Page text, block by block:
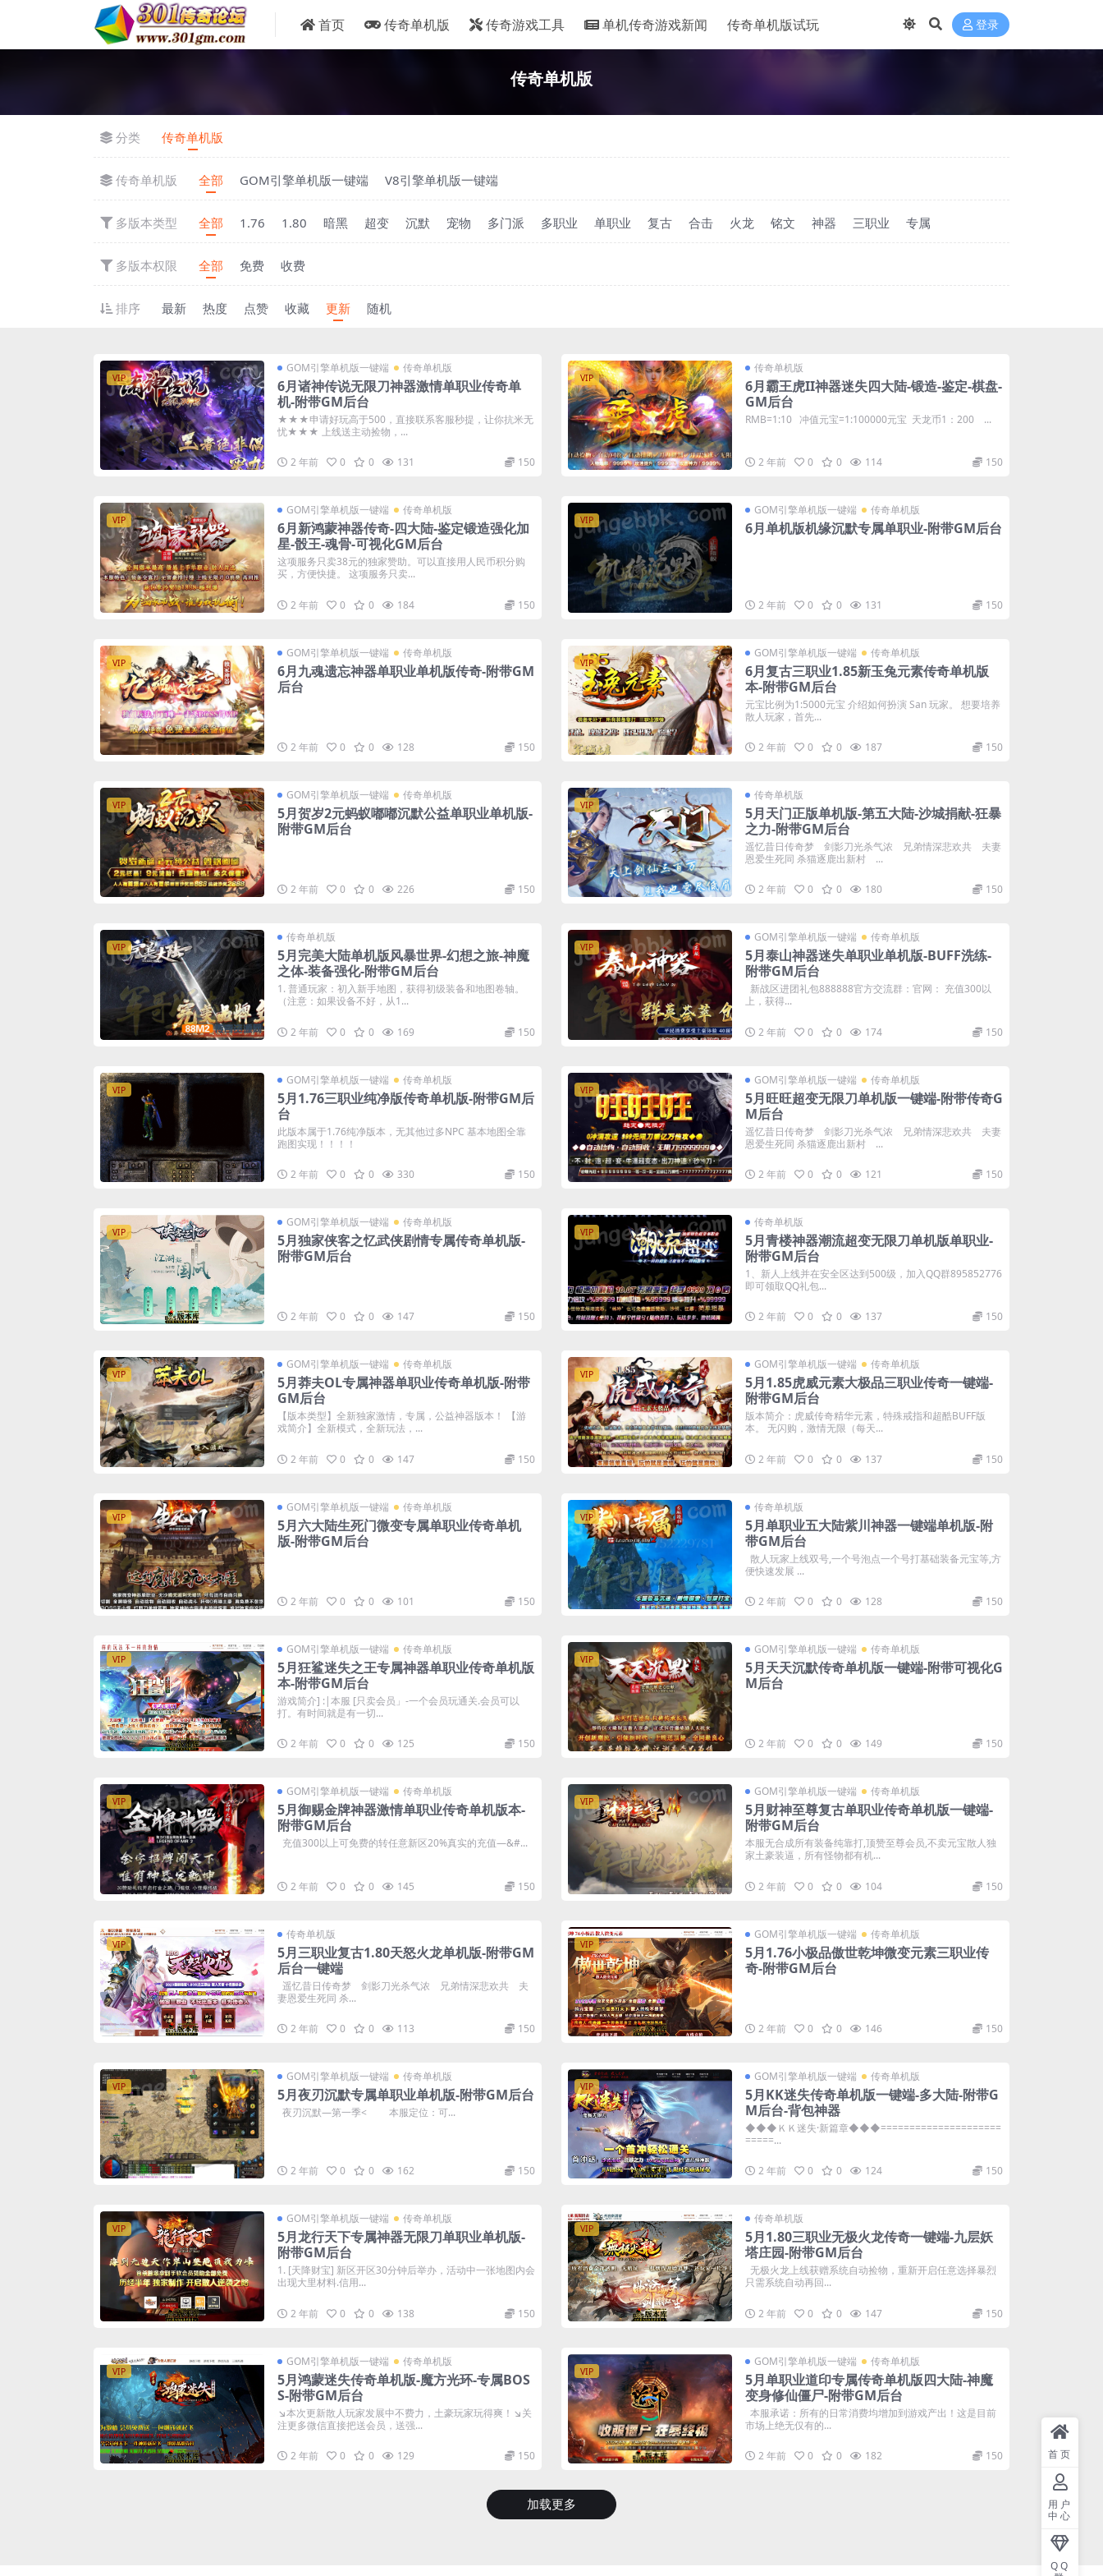
首页 传奇单机版 传奇游戏工具 单机传奇游戏新闻 传奇单机版试玩 登录
传奇单机版
分类 传奇单机版
传奇单机版 全部 GOM引擎单机版一键端 V8引擎单机版一键端
多版本类型 全部 1.76 1.80 暗黑 超变 沉默 宠物 多门派 多职业 单职业 复古 合击 火龙 铭文 神器 三职业 专属
多版本权限 全部 免费 收费
排序 最新 热度 点赞 收藏 更新 随机
VIP
GOM引擎单机版一键端 传奇单机版
6月诸神传说无限刀神器激情单职业传奇单
机-附带GM后台
★★★申请好玩高于500，直接联系客服秒提，让你抗米无
忧★★★ 上线送主动捡物，...
2 年前 0 0 131 150
VIP
传奇单机版
6月霸王虎II神器迷失四大陆-锻造-鉴定-棋盘-
GM后台
RMB=1:10 冲值元宝=1:100000元宝 天龙币1：200 ...
2 年前 0 0 114 150
VIP
GOM引擎单机版一键端 传奇单机版
6月新鸿蒙神器传奇-四大陆-鉴定锻造强化加
星-骰王-魂骨-可视化GM后台
这项服务只卖38元的独家赞助。可以直接用人民币积分购
买，方便快捷。 这项服务只卖...
2 年前 0 0 184 150
VIP
GOM引擎单机版一键端 传奇单机版
6月单机版机缘沉默专属单职业-附带GM后台
2 年前 0 0 131 150
VIP
GOM引擎单机版一键端 传奇单机版
6月九魂遗忘神器单职业单机版传奇-附带GM
后台
2 年前 0 0 128 150
VIP
GOM引擎单机版一键端 传奇单机版
6月复古三职业1.85新玉兔元素传奇单机版
本-附带GM后台
元宝比例为1:5000元宝 介绍如何扮演 San 玩家。 想要培养
散人玩家，首先...
2 年前 0 0 187 150
VIP
GOM引擎单机版一键端 传奇单机版
5月贺岁2元蚂蚁嘟嘟沉默公益单职业单机版-
附带GM后台
2 年前 0 0 226 150
VIP
传奇单机版
5月天门正版单机版-第五大陆-沙城捐献-狂暴
之力-附带GM后台
遥忆昔日传奇梦 剑影刀光杀气浓 兄弟情深悲欢共 夫妻
恩爱生死同 杀猫逐鹿出新村 ...
2 年前 0 0 180 150
VIP
传奇单机版
5月完美大陆单机版风暴世界-幻想之旅-神魔
之体-装备强化-附带GM后台
1. 普通玩家：初入新手地图，获得初级装备和地图卷轴。
（注意：如果设备不好，从1...
2 年前 0 0 169 150
VIP
GOM引擎单机版一键端 传奇单机版
5月泰山神器迷失单职业单机版-BUFF洗练-
附带GM后台
新战区进团礼包888888官方交流群：官网： 充值300以
上，获得...
2 年前 0 0 174 150
VIP
GOM引擎单机版一键端 传奇单机版
5月1.76三职业纯净版传奇单机版-附带GM后
台
此版本属于1.76纯净版本，无其他过多NPC 基本地图全靠
跑图实现！！！！
2 年前 0 0 330 150
VIP
GOM引擎单机版一键端 传奇单机版
5月旺旺超变无限刀单机版一键端-附带传奇G
M后台
遥忆昔日传奇梦 剑影刀光杀气浓 兄弟情深悲欢共 夫妻
恩爱生死同 杀猫逐鹿出新村 ...
2 年前 0 0 121 150
VIP
GOM引擎单机版一键端 传奇单机版
5月独家侠客之忆武侠剧情专属传奇单机版-
附带GM后台
2 年前 0 0 147 150
VIP
传奇单机版
5月青楼神器潮流超变无限刀单机版单职业-
附带GM后台
1、新人上线并在安全区达到500级，加入QQ群895852776
即可领取QQ礼包...
2 年前 0 0 137 150
VIP
GOM引擎单机版一键端 传奇单机版
5月莽夫OL专属神器单职业传奇单机版-附带
GM后台
【版本类型】全新独家激情，专属，公益神器版本！ 【游
戏简介】全新模式，全新玩法，...
2 年前 0 0 147 150
VIP
GOM引擎单机版一键端 传奇单机版
5月1.85虎威元素大极品三职业传奇一键端-
附带GM后台
版本简介：虎威传奇精华元素，特殊戒指和超酷BUFF版
本。 无闪购，激情无限（每天...
2 年前 0 0 137 150
VIP
GOM引擎单机版一键端 传奇单机版
5月六大陆生死门微变专属单职业传奇单机
版-附带GM后台
2 年前 0 0 101 150
VIP
传奇单机版
5月单职业五大陆紫川神器一键端单机版-附
带GM后台
散人玩家上线双号,一个号泡点一个号打基础装备元宝等,方
便快速发展 ...
2 年前 0 0 128 150
VIP
GOM引擎单机版一键端 传奇单机版
5月狂鲨迷失之王专属神器单职业传奇单机版
本-附带GM后台
游戏简介] :|本服 [只卖会员」-一个会员玩通关.会员可以
打。有时间就是有一切...
2 年前 0 0 125 150
VIP
GOM引擎单机版一键端 传奇单机版
5月天天沉默传奇单机版一键端-附带可视化G
M后台
2 年前 0 0 149 150
VIP
GOM引擎单机版一键端 传奇单机版
5月御赐金牌神器激情单职业传奇单机版本-
附带GM后台
充值300以上可免费的转任意新区20%真实的充值—&#...
2 年前 0 0 145 150
VIP
GOM引擎单机版一键端 传奇单机版
5月财神至尊复古单职业传奇单机版一键端-
附带GM后台
本服无合成所有装备纯靠打,顶赞至尊会员,不卖元宝散人独
家土豪装逼，所有怪物都有机...
2 年前 0 0 104 150
VIP
传奇单机版
5月三职业复古1.80天怒火龙单机版-附带GM
后台一键端
遥忆昔日传奇梦 剑影刀光杀气浓 兄弟情深悲欢共 夫
妻恩爱生死同 杀...
2 年前 0 0 113 150
VIP
GOM引擎单机版一键端 传奇单机版
5月1.76小极品傲世乾坤微变元素三职业传
奇-附带GM后台
2 年前 0 0 146 150
VIP
GOM引擎单机版一键端 传奇单机版
5月夜刃沉默专属单职业单机版-附带GM后台
夜刃沉默—第一季< 本服定位：可...
2 年前 0 0 162 150
VIP
GOM引擎单机版一键端 传奇单机版
5月KK迷失传奇单机版一键端-多大陆-附带G
M后台-背包神器
◆◆◆ＫＫ迷失·新篇章◆◆◆=====================
=====...
2 年前 0 0 124 150
VIP
GOM引擎单机版一键端 传奇单机版
5月龙行天下专属神器无限刀单职业单机版-
附带GM后台
1. [天降财宝] 新区开区30分钟后举办，活动中一张地图内会
出现大里材料.信用...
2 年前 0 0 138 150
VIP
传奇单机版
5月1.80三职业无极火龙传奇一键端-九层妖
塔庄园-附带GM后台
无极火龙上线获赠系统自动捡物，重新开启任意选择暴烈
只需系统自动再回...
2 年前 0 0 147 150
VIP
GOM引擎单机版一键端 传奇单机版
5月鸿蒙迷失传奇单机版-魔方光环-专属BOS
S-附带GM后台
↘本次更新散人玩家发展中不费力，土豪玩家玩得爽！↘关
注更多微信直接把送会员，送强...
2 年前 0 0 129 150
VIP
GOM引擎单机版一键端 传奇单机版
5月单职业道印专属传奇单机版四大陆-神魔
变身修仙僵尸-附带GM后台
本服承诺：所有的日常消费均增加到游戏产出！这是目前
市场上绝无仅有的...
2 年前 0 0 182 150
加载更多
首页
用户
中心
QQ